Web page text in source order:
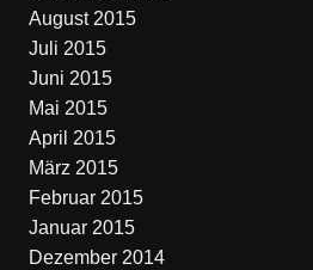
August 2015
Juli 2015
Juni 2015
Mai 2015
April 2015
März 2015
Februar 2015
Januar 2015
Dezember 2014